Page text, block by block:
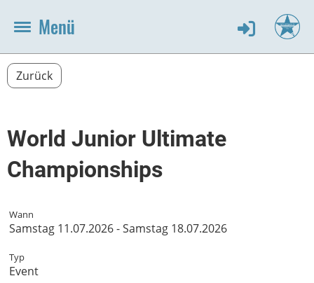
Menü
Zurück
World Junior Ultimate
Championships
Wann
Samstag 11.07.2026 - Samstag 18.07.2026
Typ
Event